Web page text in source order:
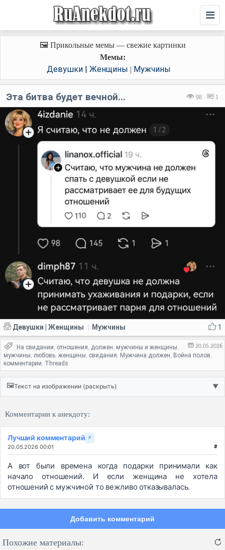
🖼️ Прикольные мемы — свежие картинки
Мемы:
Девушки | Женщины | Мужчины
98 1
Эта битва будет вечной...⁠
1
Девушки | Женщины Мужчины
20.05.2026
На свидании, отношения, должен, мужчины и женщины,
мужчины, любовь, женщины, свидания, Мужчина должен, Война полов,
комментарии, Threads
🖼️Текст на изображении (раскрыть) ▼
Комментарии к анекдоту:
Лучший комментарий ⚡
20.05.2026 00:01 #
А вот были времена когда подарки принимали как
начало отношений. И если женщина не хотела
отношений с мужчиной то вежливо отказывалась.
Добавить комментарий
Похожие материалы: